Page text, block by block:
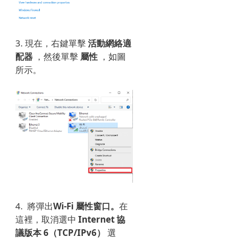
3. 現在，右鍵單擊活動網絡適
配器 ，然後單擊 屬性 ，如圖
所示。
4. 將彈出Wi-Fi 屬性窗口。 在
這裡，取消選中 Internet 協
議版本 6（TCP/IPv6） 選